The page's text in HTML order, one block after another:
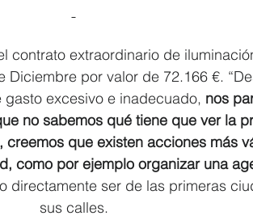
contrato extraordinario de
por valor de 72.166 €.
excesivo e inadecuado, nos
no sabemos qué tiene que ver la
que existen acciones más
como por ejemplo organizar una
directamente ser de las primeras
sus calles.